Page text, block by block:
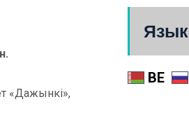
«Дажынкі»,
Язык
BE